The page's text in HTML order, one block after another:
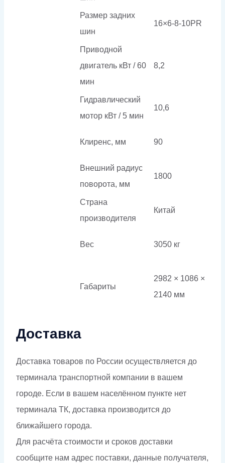
Размер задних
шин
16×6-8-10PR
Приводной
двигатель кВт / 60
мин
8,2
Гидравлический
мотор кВт / 5 мин
10,6
Клиренс, мм 90
Внешний радиус
поворота, мм
1800
Страна
производителя
Китай
Вес 3050 кг
Габариты
2982 × 1086 ×
2140 мм
Доставка
Доставка товаров по России осуществляется до
терминала транспортной компании в вашем
городе. Если в вашем населённом пункте нет
терминала ТК, доставка производится до
ближайшего города.
Для расчёта стоимости и сроков доставки
сообщите нам адрес поставки, данные получателя,